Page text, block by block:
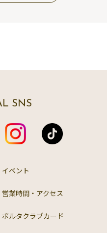
SNS
イベント
営業時間・アクセス
ポルタクラブカード